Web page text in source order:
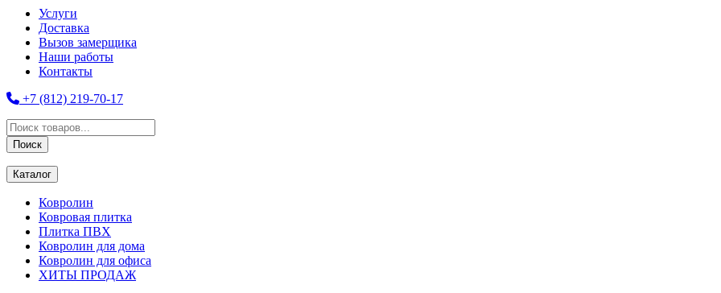
Услуги
Доставка
Вызов замерщика
Наши работы
Контакты
+7 (812) 219-70-17
Поиск
товаров
Поиск
Каталог
Ковролин
Ковровая плитка
Плитка ПВХ
Ковролин для дома
Ковролин для офиса
ХИТЫ ПРОДАЖ